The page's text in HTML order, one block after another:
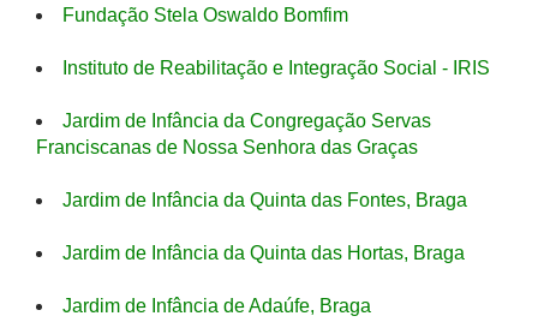
Fundação Stela Oswaldo Bomfim
Instituto de Reabilitação e Integração Social - IRIS
Jardim de Infância da Congregação Servas
Franciscanas de Nossa Senhora das Graças
Jardim de Infância da Quinta das Fontes, Braga
Jardim de Infância da Quinta das Hortas, Braga
Jardim de Infância de Adaúfe, Braga